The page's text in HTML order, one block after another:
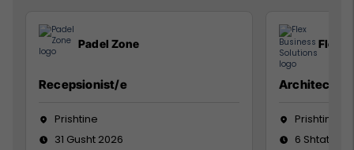
Padel Zone
Recepsionist/e
Prishtine
31 Gusht 2026
Flex
Architect
Prishtinë
6 Shtator